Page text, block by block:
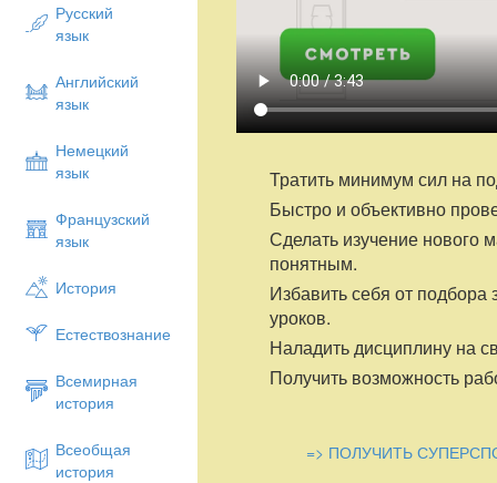
Русский
язык
Английский
язык
Немецкий
язык
Французский
язык
История
Естествознание
Всемирная
история
Всеобщая
история
Тратить минимум сил на
Быстро и объективно
Сделать изучение нового
понятным.
Избавить себя от подбора
уроков.
Наладить дисциплину на
Получить возможность
=> ПОЛУЧИТЬ